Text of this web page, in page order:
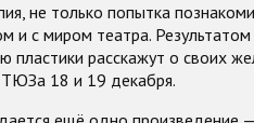
не только попытка
и с миром театра.
расскажут о своих
ТЮЗа 18 и 19 декабря.